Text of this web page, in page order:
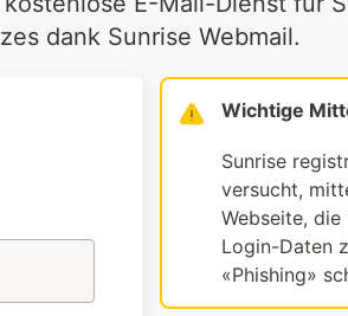
dank Sunrise Webmail.
Wichtige
Sunrise
versucht,
Webseite,
Login-Daten
«Phishing»